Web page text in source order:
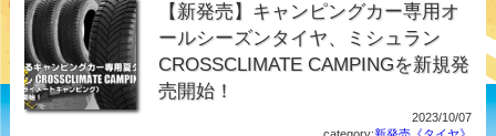
【新発売】キャンピングカー専用オ
ールシーズンタイヤ、ミシュラン
CROSSCLIMATE CAMPINGを新規発
売開始！
2023/10/07